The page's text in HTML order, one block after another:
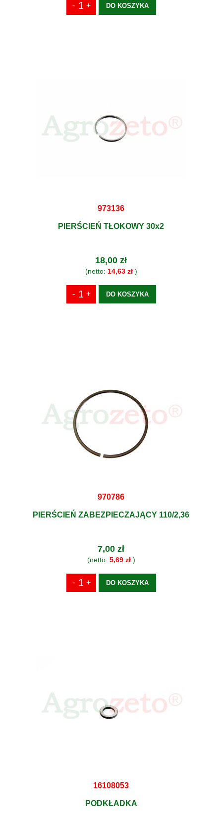
DO KOSZYKA
973136
PIERŚCIEŃ TŁOKOWY 30x2
18,00 zł
(netto: 14,63 zł)
DO KOSZYKA
970786
PIERŚCIEŃ ZABEZPIECZAJĄCY 110/2,36
7,00 zł
(netto: 5,69 zł)
DO KOSZYKA
16108053
PODKŁADKA